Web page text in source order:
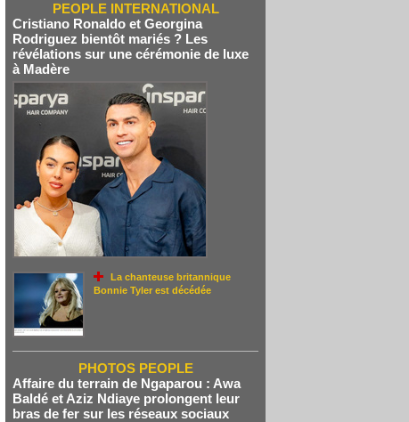
PEOPLE INTERNATIONAL
Cristiano Ronaldo et Georgina
Rodriguez bientôt mariés ? Les
révélations sur une cérémonie de luxe
à Madère
La chanteuse britannique
Bonnie Tyler est décédée
PHOTOS PEOPLE
Affaire du terrain de Ngaparou : Awa
Baldé et Aziz Ndiaye prolongent leur
bras de fer sur les réseaux sociaux